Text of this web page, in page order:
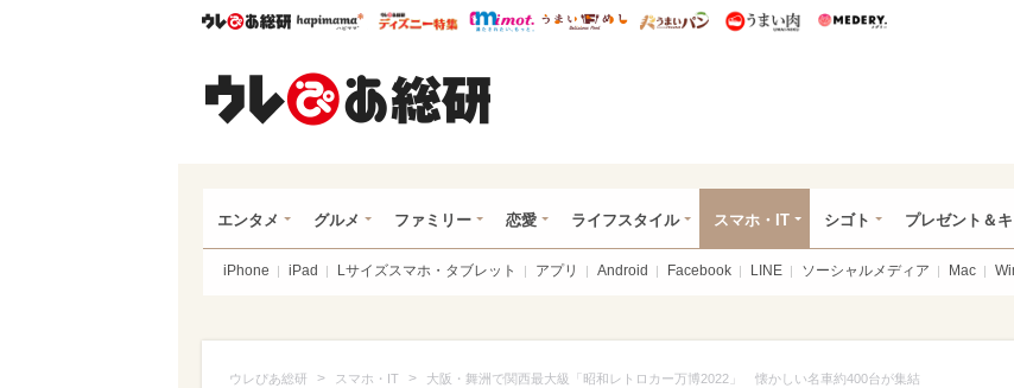
ウレぴあ総研ハピママ* ウレぴあ総研 ディズニー特集
mimot. うまいめし うまいパン うまい肉
エンタメ グルメ ファミリー 恋愛 ライフスタイル スマホ・IT シゴト プレゼント＆
iPhone iPad Lサイズスマホ・タブレット アプリ Android Facebook LINE ソーシャルメディア Mac
ウレぴあ総研 > スマホ・IT > 大阪・舞洲で関西最大級「昭和レトロカー万博2022」 懐かしい名車約400台が集結